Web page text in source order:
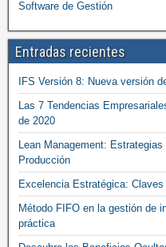
Software de Gestión
Entradas recientes
IFS Versión 8: Nueva versión
Las 7 Tendencias
de 2020
Lean Management:
Producción
Excelencia Estratégica:
Método FIFO en la gestión de
práctica